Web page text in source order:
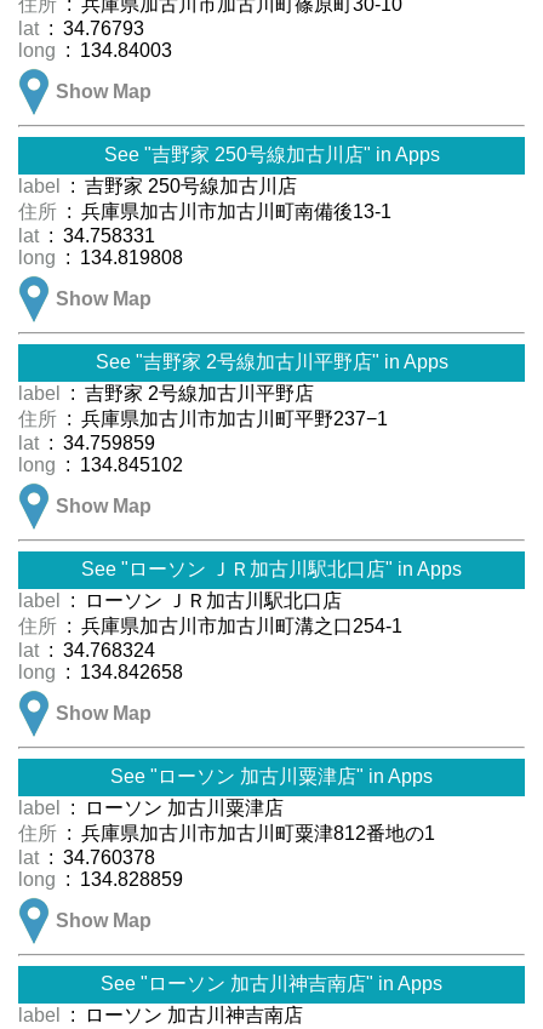
住所 : 兵庫県加古川市加古川町篠原町30-10
lat : 34.76793
long : 134.84003
Show Map
See "吉野家 250号線加古川店" in Apps
label
: 吉野家 250号線加古川店
住所 : 兵庫県加古川市加古川町南備後13-1
lat : 34.758331
long : 134.819808
Show Map
See "吉野家 2号線加古川平野店" in Apps
label
: 吉野家 2号線加古川平野店
住所 : 兵庫県加古川市加古川町平野237−1
lat : 34.759859
long : 134.845102
Show Map
See "ローソン ＪＲ加古川駅北口店" in Apps
label
: ローソン ＪＲ加古川駅北口店
住所 : 兵庫県加古川市加古川町溝之口254-1
lat : 34.768324
long : 134.842658
Show Map
See "ローソン 加古川粟津店" in Apps
label
: ローソン 加古川粟津店
住所 : 兵庫県加古川市加古川町粟津812番地の1
lat : 34.760378
long : 134.828859
Show Map
See "ローソン 加古川神吉南店" in Apps
label
: ローソン 加古川神吉南店